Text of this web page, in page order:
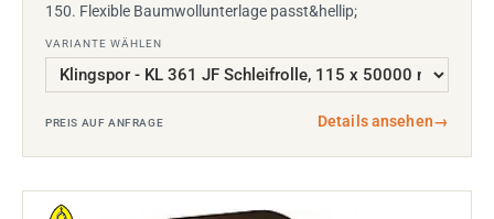
150. Flexible Baumwollunterlage passt&hellip;
VARIANTE WÄHLEN
PREIS AUF ANFRAGE Details ansehen→